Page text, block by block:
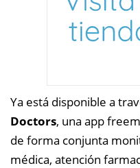
Ya está disponible a
Doctors, una app
de forma conjunta
médica, atención